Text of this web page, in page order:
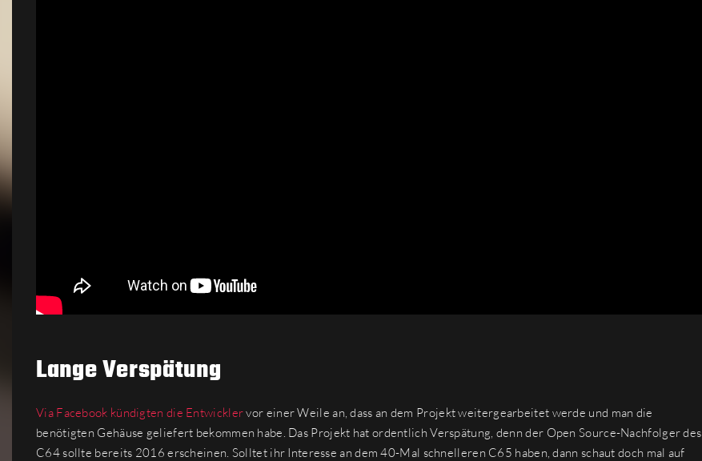
Lange Verspätung
Via Facebook kündigten die Entwicklervor einer Weile an, dass an dem Projekt weitergearbeitet werde und man die
benötigten Gehäuse geliefert bekommen habe. Das Projekt hat ordentlich Verspätung, denn der Open Source-Nachfolger des
C64 sollte bereits 2016 erscheinen. Solltet ihr Interesse an dem 40-Mal schnelleren C65 haben, dann schaut doch mal auf